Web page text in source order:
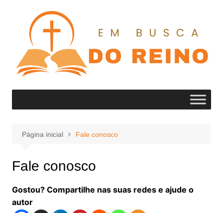
conteúdo
Página inicial Fale conosco
Fale conosco
Gostou? Compartilhe nas suas redes e ajude o
autor